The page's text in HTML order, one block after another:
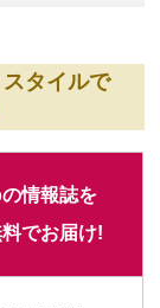
スタイルで
情報誌を
でお届け!